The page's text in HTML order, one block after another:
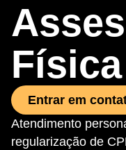
Física
Entrar em
Atendimento
regularização de